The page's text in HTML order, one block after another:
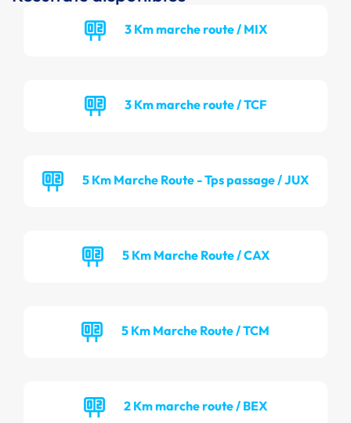
3 Km marche route / MIX
3 Km marche route / TCF
5 Km Marche Route - Tps passage / JUX
5 Km Marche Route / CAX
5 Km Marche Route / TCM
2 Km marche route / BEX